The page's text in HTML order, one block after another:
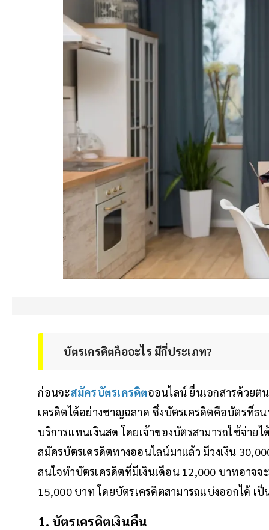
บัตรเครดิตคืออะไร มีกี่ประเภท?
ก่อนจะสมัครบัตรเครดิตออนไลน์ ยื่นเอกสารด้วยต
เครดิตได้อย่างชาญฉลาด ซึ่งบัตรเครดิตคือบัตรที่ธ
บริการแทนเงินสด โดยเจ้าของบัตรสามารถใช้จ่าย
สมัครบัตรเครดิตทางออนไลน์มาแล้ว มีวงเงิน
สนใจทำบัตรเครดิตที่มีเงินเดือน 12,000 บาทอาจ
15,000 บาท โดยบัตรเครดิตสามารถแบ่งออกได้ เ
1. บัตรเครดิตเงินคืน